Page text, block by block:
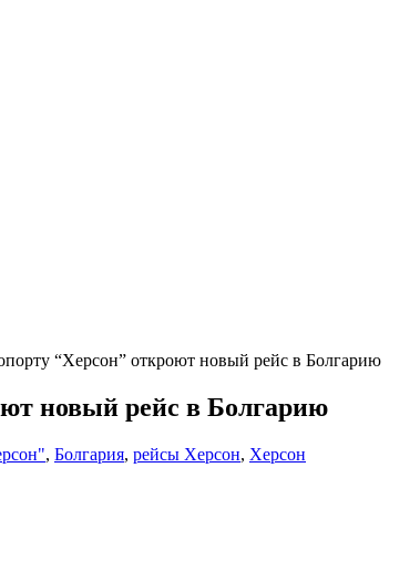
“Херсон” откроют новый рейс в Болгарию
новый рейс в Болгарию
, Болгария, рейсы Херсон, Херсон